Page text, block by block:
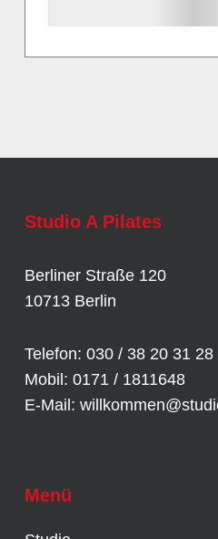
Studio A Pilates
Berliner Straße 120
10713 Berlin
Telefon: 030 / 38 20 31 28
Mobil: 0171 / 1811648
E-Mail:
Menü